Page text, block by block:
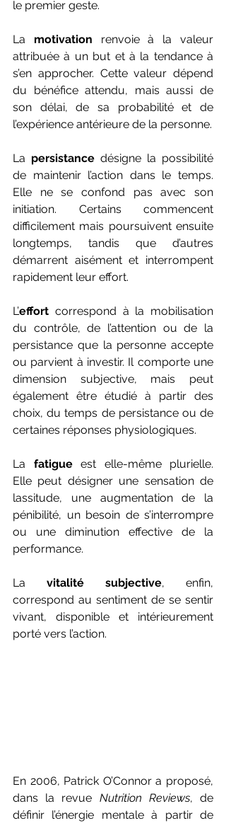
le premier geste.
La motivation renvoie à la valeur
attribuée à un but et à la tendance à
s’en approcher. Cette valeur dépend
du bénéfice attendu, mais aussi de
son délai, de sa probabilité et de
l’expérience antérieure de la personne.
La persistance désigne la possibilité
de maintenir l’action dans le temps.
Elle ne se confond pas avec son
initiation. Certains commencent
difficilement mais poursuivent ensuite
longtemps, tandis que d’autres
démarrent aisément et interrompent
rapidement leur effort.
L’effort correspond à la mobilisation
du contrôle, de l’attention ou de la
persistance que la personne accepte
ou parvient à investir. Il comporte une
dimension subjective, mais peut
également être étudié à partir des
choix, du temps de persistance ou de
certaines réponses physiologiques.
La fatigue est elle-même plurielle.
Elle peut désigner une sensation de
lassitude, une augmentation de la
pénibilité, un besoin de s’interrompre
ou une diminution effective de la
performance.
La vitalité subjective, enfin,
correspond au sentiment de se sentir
vivant, disponible et intérieurement
porté vers l’action.
En 2006, Patrick O’Connor a proposé,
dans la revue Nutrition Reviews, de
définir l’énergie mentale à partir de